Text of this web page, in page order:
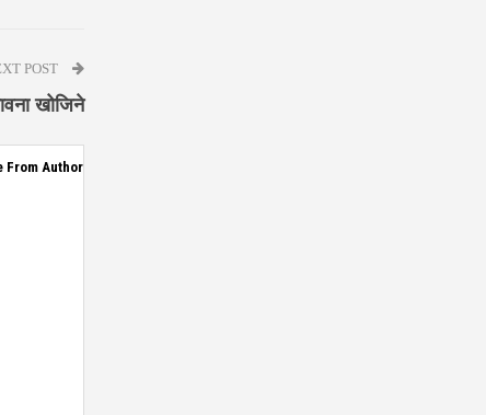
POST
खोजिने
From Author